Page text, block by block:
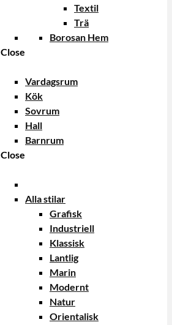
Textil
Trä
Borosan Hem
Close
Vardagsrum
Kök
Sovrum
Hall
Barnrum
Close
Alla stilar
Grafisk
Industriell
Klassisk
Lantlig
Marin
Modernt
Natur
Orientalisk